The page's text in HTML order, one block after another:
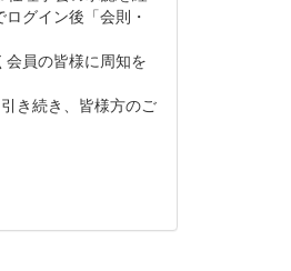
グイン後「会則・
員の皆様に周知を
き続き、皆様方のご